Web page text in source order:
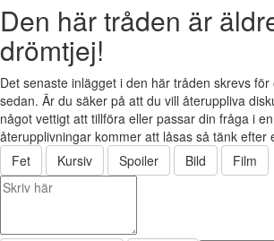
Den här tråden är
drömtjej!
Det senaste inlägget i den här tråden skrevs
sedan. Är du säker på att du vill återuppliva
något vettigt att tillföra eller passar din fråga i
återupplivningar kommer att låsas så tänk efter
Fet
Kursiv Spoiler Bild Film